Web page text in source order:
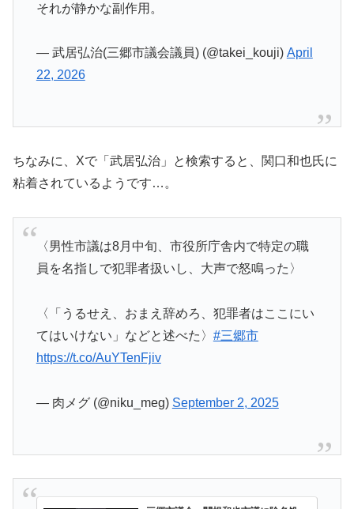
それが静かな副作用。
— 武居弘治(三郷市議会議員) (@takei_kouji) April
22, 2026
ちなみに、Xで「武居弘治」と検索すると、関口和也氏に
粘着されているようです…。
〈男性市議は8月中旬、市役所庁舎内で特定の職
員を名指しで犯罪者扱いし、大声で怒鳴った〉
〈「うるせえ、おまえ辞めろ、犯罪者はここにい
てはいけない」などと述べた〉 #三郷市
https://t.co/AuYTenFjiv
— 肉メグ (@niku_meg) September 2, 2025